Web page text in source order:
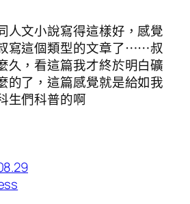
人文小說寫得這樣好，感覺
寫這個類型的文章了⋯⋯叔
久，看這篇我才終於明白礦
的了，這篇感覺就是給如我
生們科普的啊